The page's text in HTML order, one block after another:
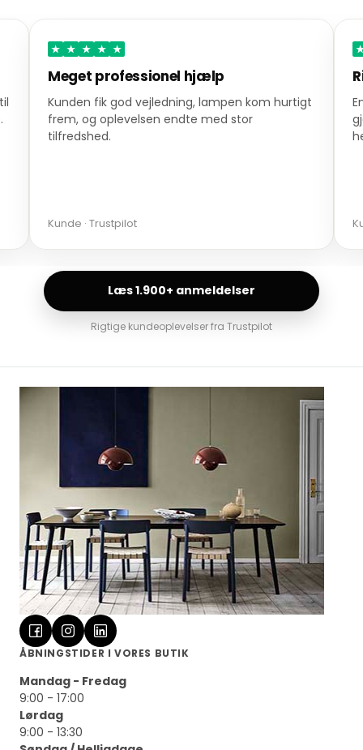
★ ★ ★ ★ ★
Meget professionel hjælp
Kunden fik god vejledning, lampen kom hurtigt
frem, og oplevelsen endte med stor
tilfredshed.
Kunde · Trustpilot
Læs 1.900+ anmeldelser
Rigtige kundeoplevelser fra Trustpilot
ÅBNINGSTIDER I VORES BUTIK
Mandag - Fredag
9:00 - 17:00
Lørdag
9:00 - 13:30